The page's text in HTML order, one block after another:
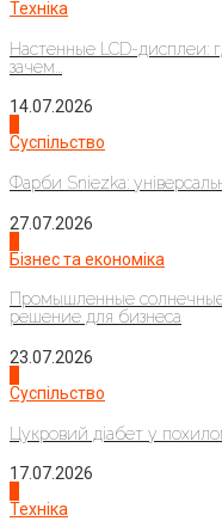
Техніка
Настенные LCD-дисплеи:
зачем...
14.07.2026
Суспільство
Фарби Sniezka:
27.07.2026
Бізнес та економіка
Промышленные
решение для бизнеса
23.07.2026
Суспільство
Цукровий діабет у
17.07.2026
Техніка